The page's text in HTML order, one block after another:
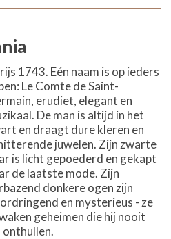
1743. Eén naam is op ieders
Le Comte de Saint-
erudiet, elegant en
De man is altijd in het
en draagt dure kleren en
juwelen. Zijn zwarte
is licht gepoederd en gekapt
de laatste mode. Zijn
donkere ogen zijn
en mysterieus - ze
geheimen die hij nooit
onthullen.